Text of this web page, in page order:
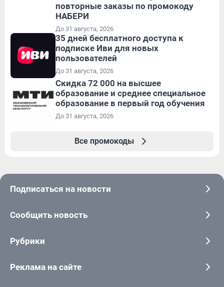
повторные заказы по промокоду
НАБЕРИ
До 31 августа, 2026
35 дней бесплатного доступа к
подписке Иви для новых
пользователей
До 31 августа, 2026
Скидка 72 000 на высшее
образование и среднее специальное
образование в первый год обучения
До 31 августа, 2026
Все промокоды
Подписаться на новости
Сообщить новость
Рубрики
Реклама на сайте